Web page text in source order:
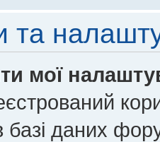
та
мої
базі даних